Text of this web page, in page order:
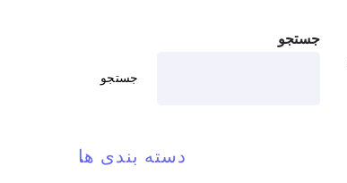
جستجو
جستجو
دسته بندی ها